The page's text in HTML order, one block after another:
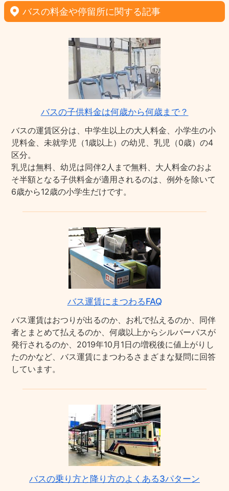
バスの料金や停留所に関する記事
バスの子供料金は何歳から何歳まで？
バスの運賃区分は、中学生以上の大人料金、小学生の小
児料金、未就学児（1歳以上）の幼児、乳児（0歳）の4
区分。
乳児は無料、幼児は同伴2人まで無料、大人料金のおよ
そ半額となる子供料金が適用されるのは、例外を除いて
6歳から12歳の小学生だけです。
バス運賃にまつわるFAQ
バス運賃はおつりが出るのか、お札で払えるのか、同伴
者とまとめて払えるのか、何歳以上からシルバーパスが
発行されるのか、2019年10月1日の増税後に値上がりし
たのかなど、バス運賃にまつわるさまざまな疑問に回答
しています。
バスの乗り方と降り方のよくある3パターン